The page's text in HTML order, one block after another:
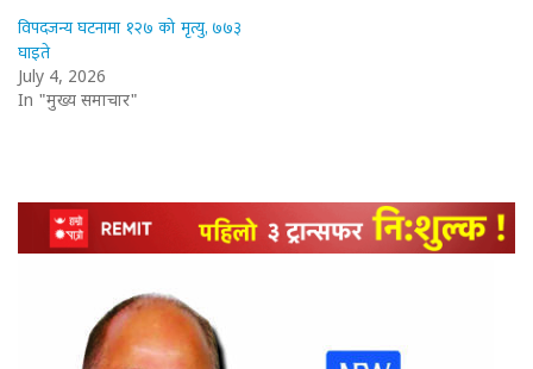
विपदजन्य घटनामा १२७ को मृत्यु, ७७३
घाइते
July 4, 2026
In "मुख्य समाचार"